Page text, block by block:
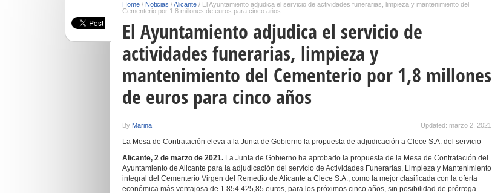
Home / Noticias /Alicante / El Ayuntamiento adjudica el servicio de actividades funerarias, limpieza y mantenimiento del
Cementerio por 1,8 millones de euros para cinco años
El Ayuntamiento adjudica el servicio de
actividades funerarias, limpieza y
mantenimiento del Cementerio por 1,8 millones
de euros para cinco años
By Marina Updated: marzo 2, 2021
La Mesa de Contratación eleva a la Junta de Gobierno la propuesta de adjudicación a Clece S.A. del servicio
Alicante, 2 de marzo de 2021. La Junta de Gobierno ha aprobado la propuesta de la Mesa de Contratación del
Ayuntamiento de Alicante para la adjudicación del servicio de Actividades Funerarias, Limpieza y Mantenimiento
integral del Cementerio Virgen del Remedio de Alicante a Clece S.A., como la mejor clasificada con la oferta
económica más ventajosa de 1.854.425,85 euros, para los próximos cinco años, sin posibilidad de prórroga.